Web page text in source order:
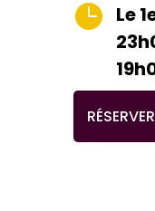
 Le
RÉSERVER